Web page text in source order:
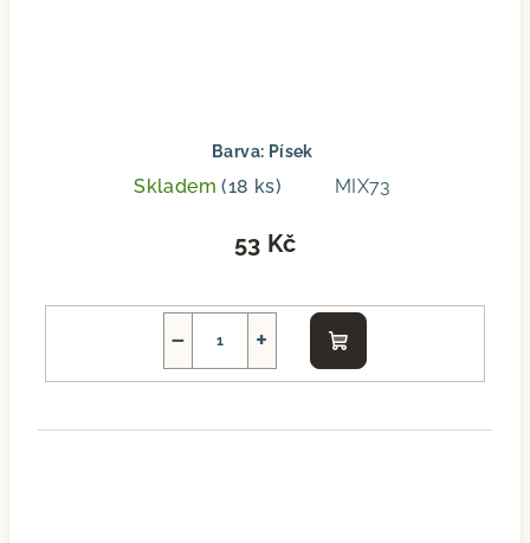
Barva: Písek
Skladem(18 ks) MIX73
53 Kč
+
−
Do
košíku